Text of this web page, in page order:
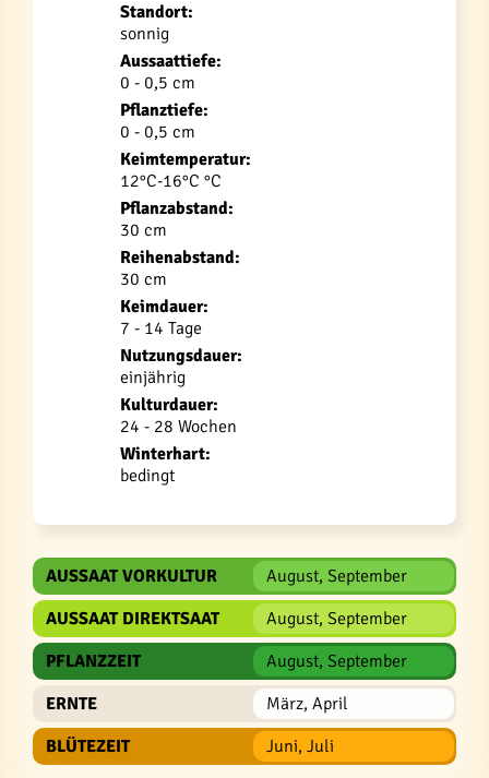
Standort:
sonnig
Aussaattiefe:
0 - 0,5 cm
Pflanztiefe:
0 - 0,5 cm
Keimtemperatur:
12°C-16°C °C
Pflanzabstand:
30 cm
Reihenabstand:
30 cm
Keimdauer:
7 - 14 Tage
Nutzungsdauer:
einjährig
Kulturdauer:
24 - 28 Wochen
Winterhart:
bedingt
AUSSAAT VORKULTUR
August, September
AUSSAAT DIREKTSAAT
August, September
PFLANZZEIT
August, September
ERNTE
März, April
BLÜTEZEIT
Juni, Juli